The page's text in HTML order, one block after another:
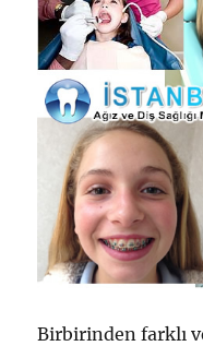
Birbirinden farklı